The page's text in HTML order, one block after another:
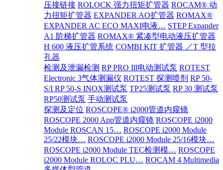
压接链接 ROLOCK 强力扭矩扩管器 ROCAM® 动
力扭矩扩管器 EXPANDER AO扩管器 ROMAX®
EXPANDER AC ECO MAXI电液… STEP Expander
A1 阶梯扩管器 ROMAX® 紧凑型电动液压扩管器
H 600 液压扩管系统 COMBI KIT 扩管器 ／T 型拉
孔器
检测及泄漏检测 RP PRO Ill电动测试泵 ROTEST
Electronic 3气体测漏仪 ROTEST 探测喷剂 RP 50-
S/I RP 50-S INOX测试泵 TP25测试泵 RP 30 测试泵
RP50测试泵 手动测试泵
探测及定位 ROSCOPE® i2000管道内窥镜
ROSCOPE 2000 App管道内窥镜 ROSCOPE i2000
Module ROSCAN 15… ROSCOPE i2000 Module
25/22模块… ROSCOPE i2000 Module 25/16模块…
ROSCOPE i2000 Module TEC检测模… ROSCOPE
i2000 Module ROLOC PLU… ROCAM 4 Multimedia